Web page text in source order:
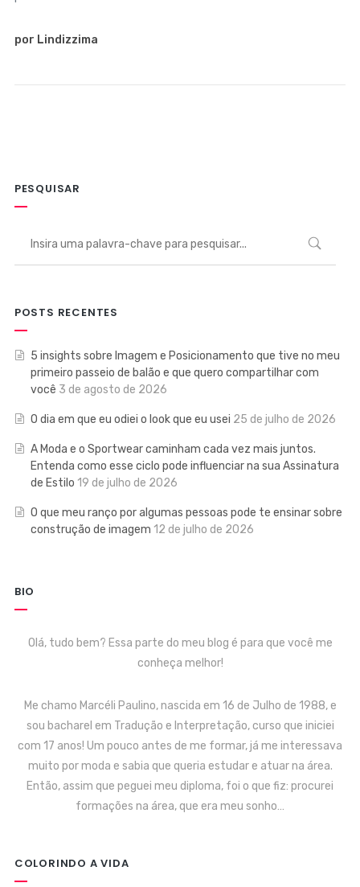
por Lindizzima
PESQUISAR
POSTS RECENTES
5 insights sobre Imagem e Posicionamento que tive no meu
primeiro passeio de balão e que quero compartilhar com
você 3 de agosto de 2026
O dia em que eu odiei o look que eu usei 25 de julho de 2026
A Moda e o Sportwear caminham cada vez mais juntos.
Entenda como esse ciclo pode influenciar na sua Assinatura
de Estilo 19 de julho de 2026
O que meu ranço por algumas pessoas pode te ensinar sobre
construção de imagem 12 de julho de 2026
BIO
Olá, tudo bem? Essa parte do meu blog é para que você me
conheça melhor!
Me chamo Marcéli Paulino, nascida em 16 de Julho de 1988, e
sou bacharel em Tradução e Interpretação, curso que iniciei
com 17 anos! Um pouco antes de me formar, já me interessava
muito por moda e sabia que queria estudar e atuar na área.
Então, assim que peguei meu diploma, foi o que fiz: procurei
formações na área, que era meu sonho…
COLORINDO A VIDA